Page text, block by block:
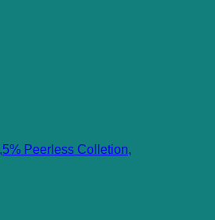
Peerless Colletion,